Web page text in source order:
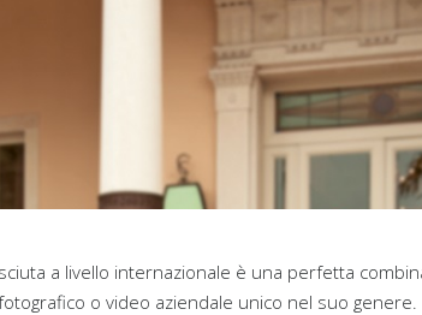
a livello internazionale è una perfetta
o video aziendale unico nel suo genere.